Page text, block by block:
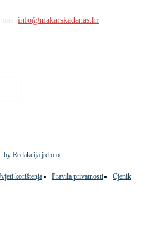
info@makarskadanas.hr
. by Redakcija j.d.o.o.
korištenja Pravila privatnosti
Cjenik